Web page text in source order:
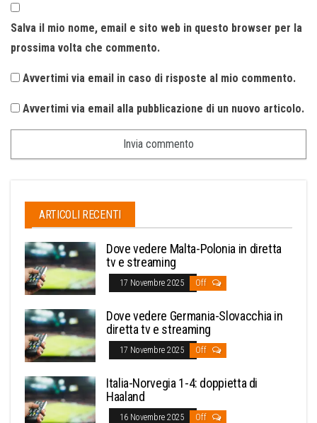
Salva il mio nome, email e sito web in questo browser per la
prossima volta che commento.
Avvertimi via email in caso di risposte al mio commento.
Avvertimi via email alla pubblicazione di un nuovo articolo.
ARTICOLI RECENTI
Dove vedere Malta-Polonia in diretta
tv e streaming
17 Novembre 2025 Off
Dove vedere Germania-Slovacchia in
diretta tv e streaming
17 Novembre 2025 Off
Italia-Norvegia 1-4: doppietta di
Haaland
16 Novembre 2025 Off